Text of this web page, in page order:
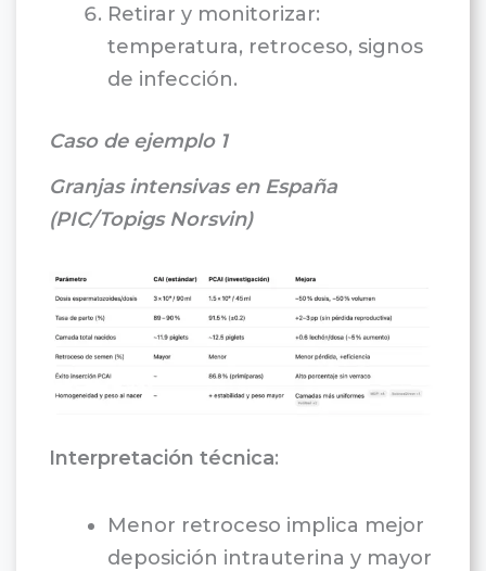
Retirar y monitorizar:
temperatura, retroceso, signos
de infección.
Caso de ejemplo 1
Granjas intensivas en España
(PIC/Topigs Norsvin)
Interpretación técnica:
Menor retroceso implica mejor
deposición intrauterina y mayor